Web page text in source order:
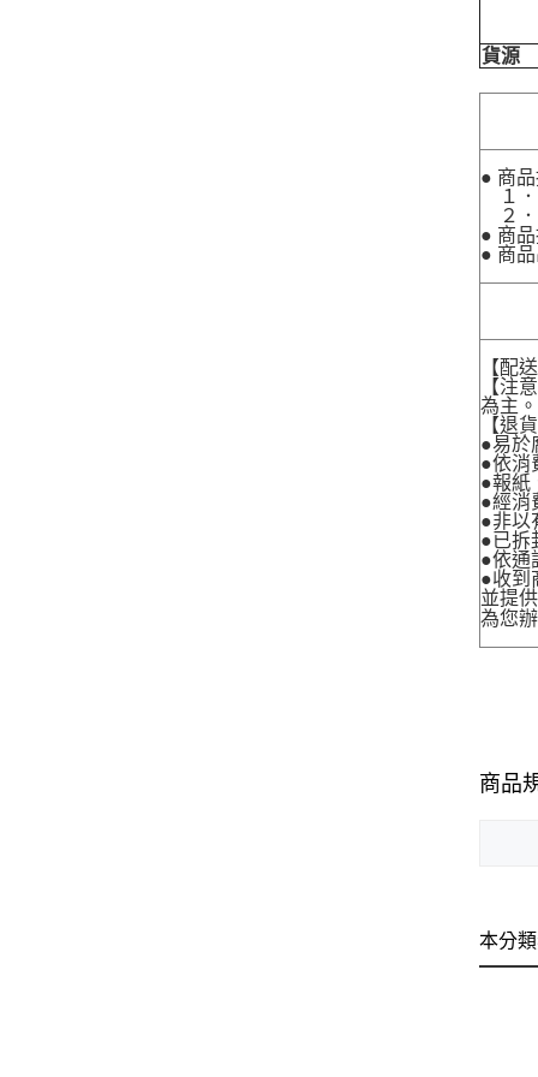
貨源
● 商
１．
２．
● 商
● 商
【配
【注
為主。
【退
●易於
●依消
●報紙
●經消
●非以
●已拆
●依通
●收到
並提
為您
商品
本分